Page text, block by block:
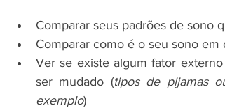
Comparar seus padrões de sono
Comparar como é o seu sono
Ver se existe algum fator
ser mudado (tipos de pijamas
exemplo)